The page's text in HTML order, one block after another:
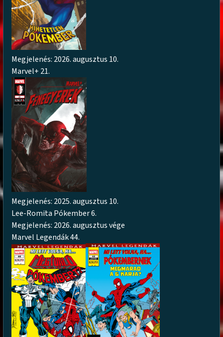
Megjelenés: 2026. augusztus 10.
Marvel+ 21.
Megjelenés: 2025. augusztus 10.
Lee-Romita Pókember 6.
Megjelenés: 2026. augusztus vége
Marvel Legendák 44.